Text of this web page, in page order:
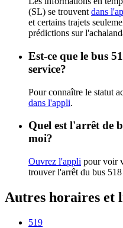
(SL) se trouvent dans
et certains trajets
prédictions sur
Est-ce que le bus
service?
Pour connaître le statut
dans l'appli.
Quel est l'arrêt de
moi?
Ouvrez l'appli pour voir
trouver l'arrêt du bus
Autres horaires et
519